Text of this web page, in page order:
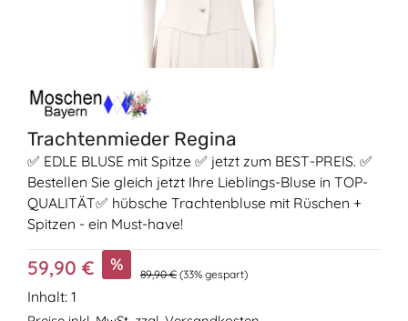
Trachtenmieder Regina
✅ EDLE BLUSE mit Spitze ✅ jetzt zum BEST-PREIS. ✅
Bestellen Sie gleich jetzt Ihre Lieblings-Bluse in TOP-
QUALITÄT✅ hübsche Trachtenbluse mit Rüschen +
Spitzen - ein Must-have!
Verkaufspreis:
59,90 € % Regulärer Preis:
89,90 € (33% gespart)
Inhalt: 1